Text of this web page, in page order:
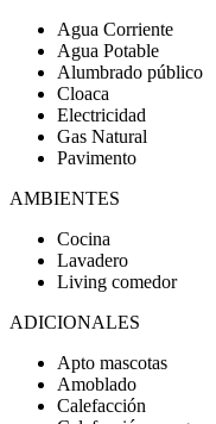
Agua Corriente
Agua Potable
Alumbrado público
Cloaca
Electricidad
Gas Natural
Pavimento
AMBIENTES
Cocina
Lavadero
Living comedor
ADICIONALES
Apto mascotas
Amoblado
Calefacción